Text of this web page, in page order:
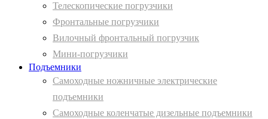
Телескопические погрузчики
Фронтальные погрузчики
Вилочный фронтальный погрузчик
Мини-погрузчики
Подъемники
Самоходные ножничные электрические
подъемники
Самоходные коленчатые дизельные подъемники